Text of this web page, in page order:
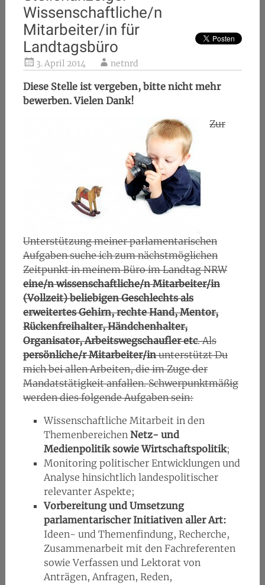
Wissenschaftliche/n
Mitarbeiter/in für
Landtagsbüro
3. April 2014 netnrd
Diese Stelle ist vergeben, bitte nicht mehr
bewerben. Vielen Dank!
Zur
Unterstützung meiner parlamentarischen
Aufgaben suche ich zum nächstmöglichen
Zeitpunkt in meinem Büro im Landtag NRW
eine/n wissenschaftliche/n Mitarbeiter/in
(Vollzeit) beliebigen Geschlechts als
erweitertes Gehirn, rechte Hand, Mentor,
Rückenfreihalter, Händchenhalter,
Organisator, Arbeitswegschaufler etc. Als
persönliche/r Mitarbeiter/inunterstützt Du
mich bei allen Arbeiten, die im Zuge der
Mandatstätigkeit anfallen. Schwerpunktmäßig
werden dies folgende Aufgaben sein:
Wissenschaftliche Mitarbeit in den
Themenbereichen Netz- und
Medienpolitik sowie Wirtschaftspolitik;
Monitoring politischer Entwicklungen und
Analyse hinsichtlich landespolitischer
relevanter Aspekte;
Vorbereitung und Umsetzung
parlamentarischer Initiativen aller Art:
Ideen- und Themenfindung, Recherche,
Zusammenarbeit mit den Fachreferenten
sowie Verfassen und Lektorat von
Anträgen, Anfragen, Reden,